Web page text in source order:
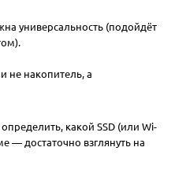
универсальность (подойдёт
не накопитель, а
какой SSD (или Wi-
— достаточно взглянуть на